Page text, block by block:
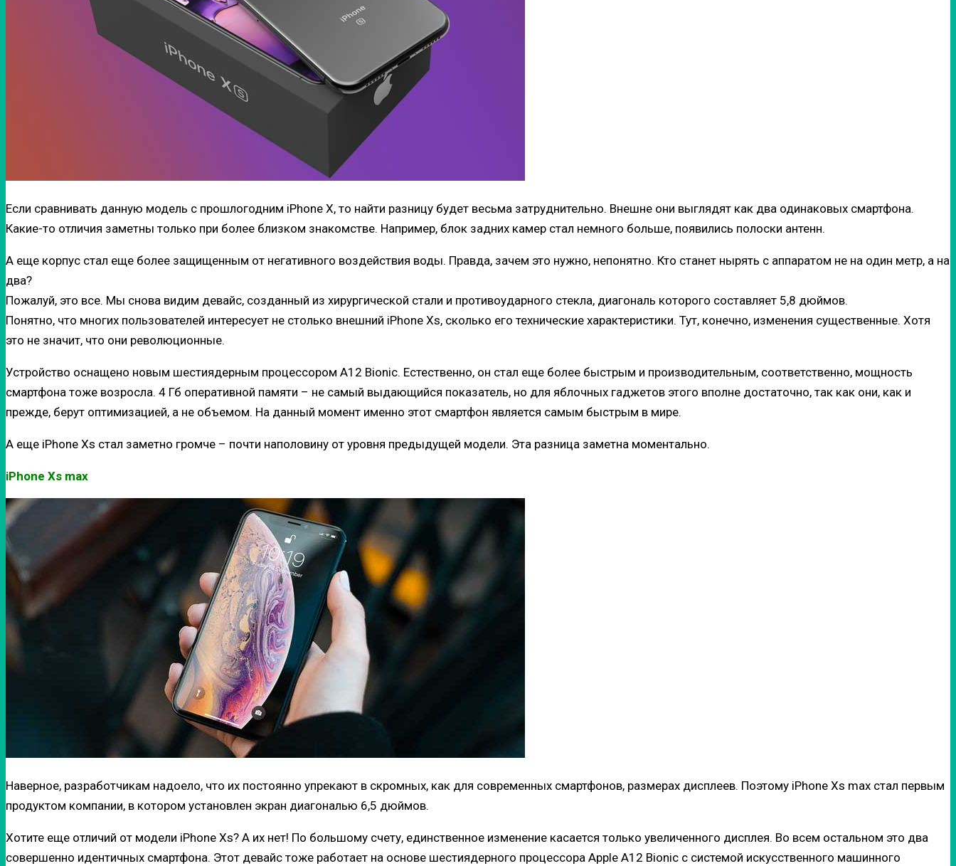
Если сравнивать данную модель с прошлогодним iPhone Х, то найти разницу будет весьма затруднительно. Внешне они выглядят как два одинаковых смартфона.
Какие-то отличия заметны только при более близком знакомстве. Например, блок задних камер стал немного больше, появились полоски антенн.
А еще корпус стал еще более защищенным от негативного воздействия воды. Правда, зачем это нужно, непонятно. Кто станет нырять с аппаратом не на один метр, а на
два?
Пожалуй, это все. Мы снова видим девайс, созданный из хирургической стали и противоударного стекла, диагональ которого составляет 5,8 дюймов.
Понятно, что многих пользователей интересует не столько внешний iPhone Xs, сколько его технические характеристики. Тут, конечно, изменения существенные. Хотя
это не значит, что они революционные.
Устройство оснащено новым шестиядерным процессором А12 Bionic. Естественно, он стал еще более быстрым и производительным, соответственно, мощность
смартфона тоже возросла. 4 Гб оперативной памяти – не самый выдающийся показатель, но для яблочных гаджетов этого вполне достаточно, так как они, как и
прежде, берут оптимизацией, а не объемом. На данный момент именно этот смартфон является самым быстрым в мире.
А еще iPhone Xs стал заметно громче – почти наполовину от уровня предыдущей модели. Эта разница заметна моментально.
iPhone Xs max
Наверное, разработчикам надоело, что их постоянно упрекают в скромных, как для современных смартфонов, размерах дисплеев. Поэтому iPhone Xs max стал первым
продуктом компании, в котором установлен экран диагональю 6,5 дюймов.
Хотите еще отличий от модели iPhone Xs? А их нет! По большому счету, единственное изменение касается только увеличенного дисплея. Во всем остальном это два
совершенно идентичных смартфона. Этот девайс тоже работает на основе шестиядерного процессора Apple A12 Bionic с системой искусственного машинного